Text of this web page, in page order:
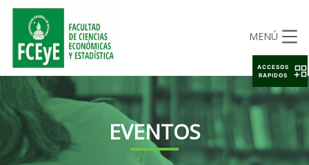
MENÚ
EVENTOS
ACCESOS
RAPIDOS